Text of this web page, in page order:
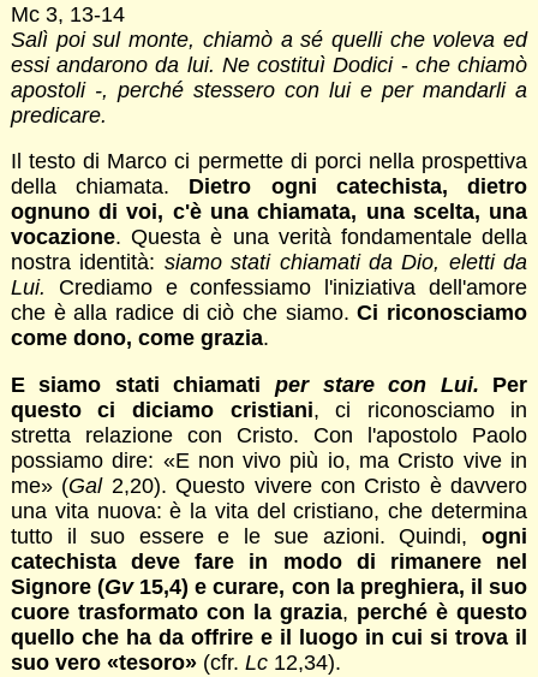
Mc 3, 13-14
Salì poi sul monte, chiamò a sé quelli che voleva ed
essi andarono da lui. Ne costituì Dodici- che chiamò
apostoli -, perché stessero con lui e per mandarli a
predicare.
Il testo di Marco ci permette di porci nella prospettiva
della chiamata. Dietro ogni catechista, dietro
ognuno di voi, c'è una chiamata, una scelta, una
vocazione. Questa è una verità fondamentale della
nostra identità: siamo stati chiamati da Dio, eletti da
Lui. Crediamo e confessiamo l'iniziativa dell'amore
che è alla radice di ciò che siamo.Ci riconosciamo
come dono, come grazia.
E siamo stati chiamati per stare con Lui. Per
questo ci diciamo cristiani, ci riconosciamo in
stretta relazione con Cristo. Con l'apostolo Paolo
possiamo dire: «E non vivo più io, ma Cristo vive in
me» (Gal2,20). Questo vivere con Cristo è davvero
una vita nuova: è la vita del cristiano, che determina
tutto il suo essere e le sue azioni. Quindi,ogni
catechista deve fare in modo di rimanere nel
Signore (Gv15,4) e curare, con la preghiera, il suo
cuore trasformato con la grazia, perché è questo
quello che ha da offrire e il luogo in cui si trova il
suo vero «tesoro»(cfr. Lc12,34).